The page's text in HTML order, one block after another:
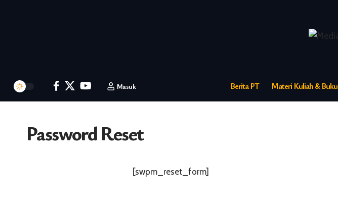
Masuk Berita PT Materi Kuliah & Buku
Password Reset
[swpm_reset_form]